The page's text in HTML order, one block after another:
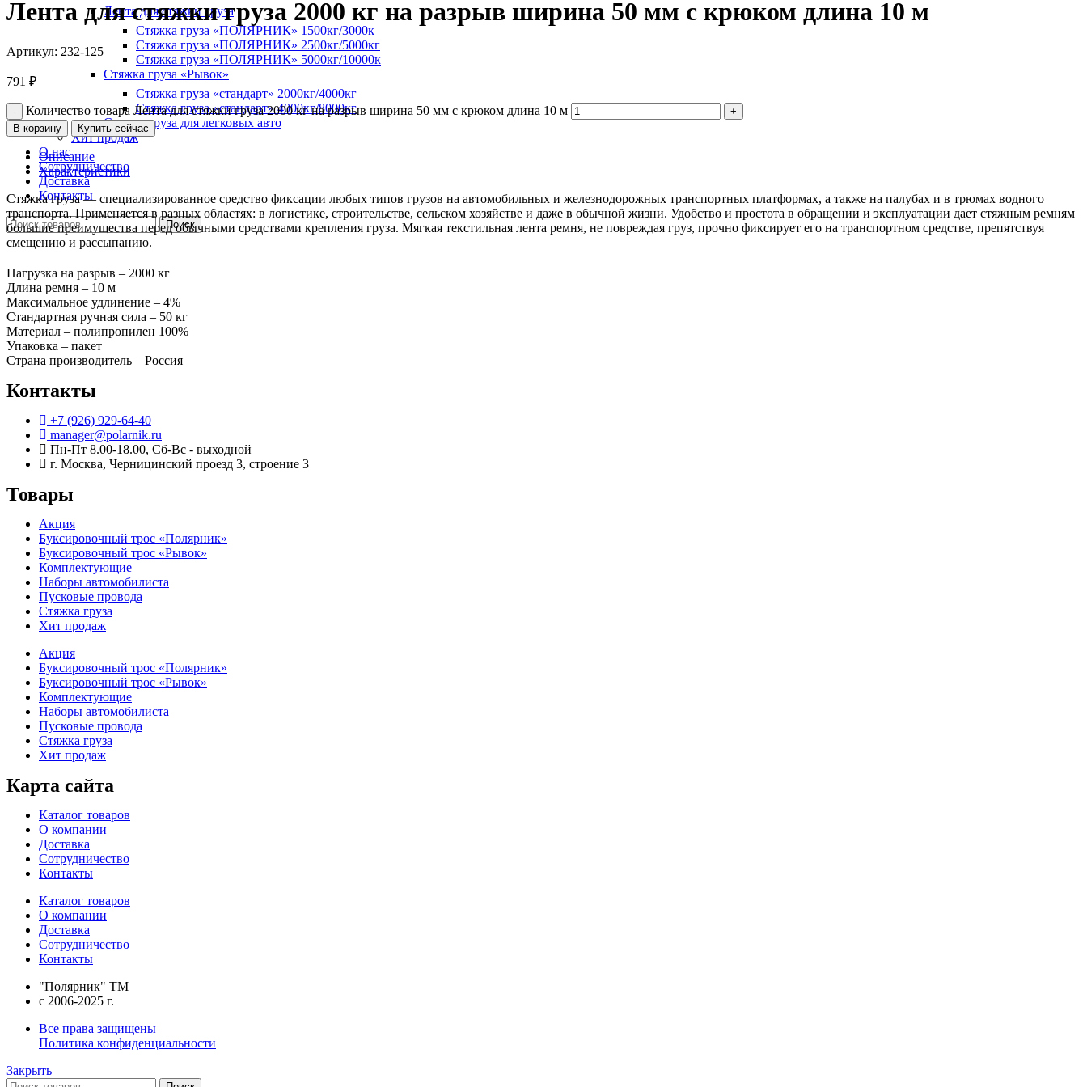
Лента для стяжки груза
Стяжка груза «ПОЛЯРНИК» 1500кг/3000к
Стяжка груза «ПОЛЯРНИК» 2500кг/5000кг
Стяжка груза «ПОЛЯРНИК» 5000кг/10000к
Стяжка груза «Рывок»
Стяжка груза «стандарт» 2000кг/4000кг
Стяжка груза «стандарт» 4000кг/8000кг
Стяжка груза для легковых авто
Хит продаж
О нас
Сотрудничество
Доставка
Контакты
Поиск
Лента для стяжки груза 2000 кг на разрыв ширина 50 мм с крюком длина 10 м
Артикул: 232-125
791 ₽
Количество товара Лента для стяжки груза 2000 кг на разрыв ширина 50 мм с крюком длина 10 м
В корзину Купить сейчас
Описание
Характеристики
Стяжка груза — специализированное средство фиксации любых типов грузов на автомобильных и железнодорожных транспортных платформах, а также на палубах и в трюмах водного
транспорта. Применяется в разных областях: в логистике, строительстве, сельском хозяйстве и даже в обычной жизни. Удобство и простота в обращении и эксплуатации дает стяжным ремням
большие преимущества перед обычными средствами крепления груза. Мягкая текстильная лента ремня, не повреждая груз, прочно фиксирует его на транспортном средстве, препятствуя
смещению и рассыпанию.
Нагрузка на разрыв – 2000 кг
Длина ремня – 10 м
Максимальное удлинение – 4%
Стандартная ручная сила – 50 кг
Материал – полипропилен 100%
Упаковка – пакет
Страна производитель – Россия
Контакты
+7 (926) 929-64-40
manager@polarnik.ru
Пн-Пт 8.00-18.00, Сб-Вс - выходной
г. Москва, Черницинский проезд 3, строение 3
Товары
Акция
Буксировочный трос «Полярник»
Буксировочный трос «Рывок»
Комплектующие
Наборы автомобилиста
Пусковые провода
Стяжка груза
Хит продаж
Акция
Буксировочный трос «Полярник»
Буксировочный трос «Рывок»
Комплектующие
Наборы автомобилиста
Пусковые провода
Стяжка груза
Хит продаж
Карта сайта
Каталог товаров
О компании
Доставка
Сотрудничество
Контакты
Каталог товаров
О компании
Доставка
Сотрудничество
Контакты
"Полярник" TM
c 2006-2025 г.
Все права защищены
Политика конфиденциальности
Закрыть